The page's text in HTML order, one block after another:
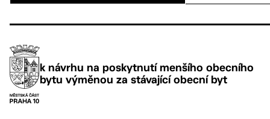
k návrhu na poskytnutí menšího obecního
bytu výměnou za stávající obecní byt